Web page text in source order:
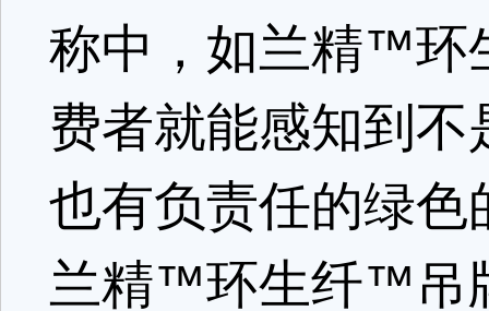
称中，如兰精™环
费者就能感知到
也有负责任的绿
兰精™环生纤™吊